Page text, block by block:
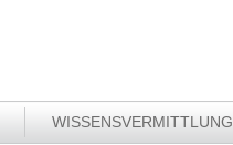
WISSENSVERMITTLUNG